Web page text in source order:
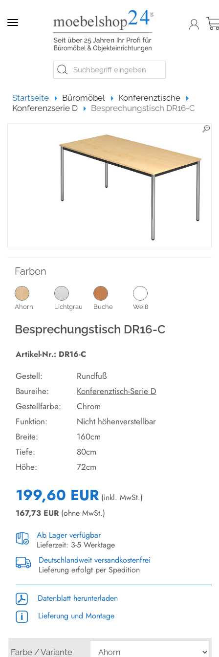
Navigation
StartseiteStartseite
Büromöbel
Konferenztische
Konferenzserie D
Besprechungstisch DR16-C
Farben
Ahorn Lichtgrau Buche Weiß
Besprechungstisch DR16-C
Artikel-Nr.: DR16-C
Gestell:
Rundfuß
Baureihe:
Konferenztisch-Serie D
Gestellfarbe:
Chrom
Funktion:
Nicht höhenverstellbar
Breite:
160cm
Tiefe:
80cm
Höhe:
72cm
199,60 EUR (inkl. MwSt.)
167,73 EUR (ohne MwSt.)
Ab Lager verfügbar
Lieferzeit: 3-5 Werktage
Deutschlandweit versandkostenfrei
Lieferung erfolgt per Spedition
Datenblatt herunterladen
Lieferung und Montage
Farbe / Variante